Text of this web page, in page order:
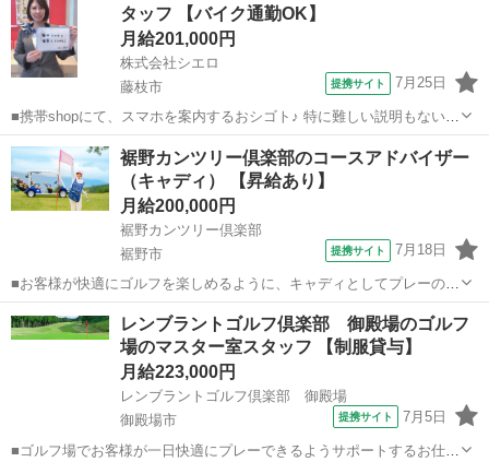
かすことが好きな...タッフ 【バイク通勤OK】
月給201,000円
株式会社シエロ
藤枝市
提携サイト 7月25日
■携帯shopにて、スマホを案内するおシゴト♪ 特に難しい説明もないの
で、ご安心を。新規契約、機種変更、 各種料金プランのご相談対応・
ご提案などをお願いします。 初めての方でも安心♪ あなた専属のコー
ディネーターが親切・丁...
静岡 藤枝市 その他
裾野カンツリー倶楽部のコースアドバイザー
（キャディ） 【昇給あり】
月給200,000円
裾野カンツリー倶楽部
裾野市
提携サイト 7月18日
■お客様が快適にゴルフを楽しめるように、キャディとしてプレーのお
手伝いをお願いします。 ＜主なお仕事＞ ・コース案内 ・クラブの受
け渡し ・ボールの行方確認 ・グリーン上のサポート ・お客様のゴル
フクラブ管理 ・お出迎え、...
静岡 裾野市 その他
レンブラントゴルフ倶楽部 御殿場のゴルフ
場のマスター室スタッフ 【制服貸与】
月給223,000円
レンブラントゴルフ倶楽部 御殿場
御殿場市
提携サイト 7月5日
■ゴルフ場でお客様が一日快適にプレーできるようサポートするお仕事